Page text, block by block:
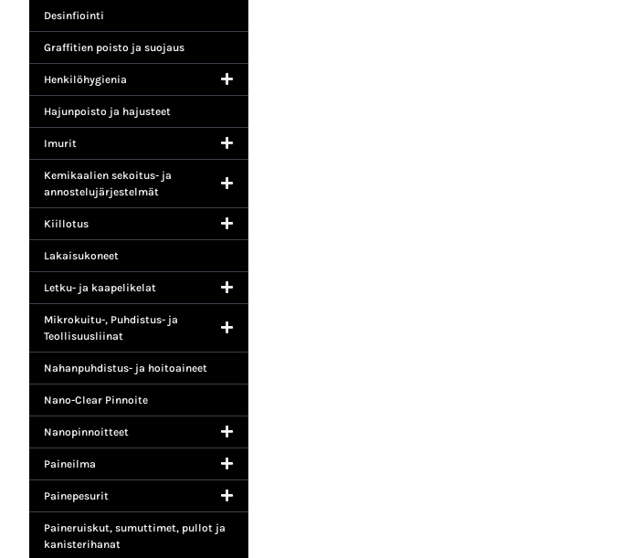
Desinfiointi
Graffitien poisto ja suojaus
Henkilöhygienia
Hajunpoisto ja hajusteet
Imurit
Kemikaalien sekoitus- ja
annostelujärjestelmät
Kiillotus
Lakaisukoneet
Letku- ja kaapelikelat
Mikrokuitu-, Puhdistus- ja
Teollisuusliinat
Nahanpuhdistus- ja hoitoaineet
Nano-Clear Pinnoite
Nanopinnoitteet
Paineilma
Painepesurit
Paineruiskut, sumuttimet, pullot ja
kanisterihanat